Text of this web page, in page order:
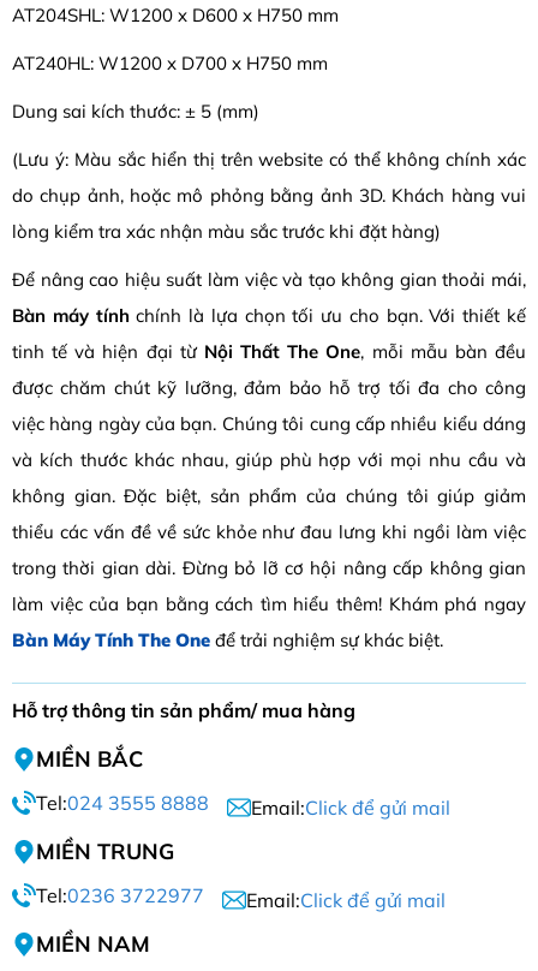
AT204SHL: W1200 x D600 x H750 mm
AT240HL: W1200 x D700 x H750 mm
Dung sai kích thước: ± 5 (mm)
(Lưu ý: Màu sắc hiển thị trên website có thể không chính xác
do chụp ảnh, hoặc mô phỏng bằng ảnh 3D. Khách hàng vui
lòng kiểm tra xác nhận màu sắc trước khi đặt hàng)
Để nâng cao hiệu suất làm việc và tạo không gian thoải mái,
Bàn máy tính chính là lựa chọn tối ưu cho bạn. Với thiết kế
tinh tế và hiện đại từ Nội Thất The One, mỗi mẫu bàn đều
được chăm chút kỹ lưỡng, đảm bảo hỗ trợ tối đa cho công
việc hàng ngày của bạn. Chúng tôi cung cấp nhiều kiểu dáng
và kích thước khác nhau, giúp phù hợp với mọi nhu cầu và
không gian. Đặc biệt, sản phẩm của chúng tôi giúp giảm
thiểu các vấn đề về sức khỏe như đau lưng khi ngồi làm việc
trong thời gian dài. Đừng bỏ lỡ cơ hội nâng cấp không gian
làm việc của bạn bằng cách tìm hiểu thêm! Khám phá ngay
Bàn Máy Tính The One để trải nghiệm sự khác biệt.
Hỗ trợ thông tin sản phẩm/ mua hàng
MIỀN BẮC
Tel:024 3555 8888 Email:Click để gửi mail
MIỀN TRUNG
Tel:0236 3722977 Email:Click để gửi mail
MIỀN NAM